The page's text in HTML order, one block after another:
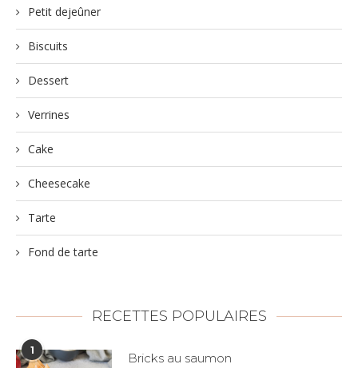
Petit dejeûner
Biscuits
Dessert
Verrines
Cake
Cheesecake
Tarte
Fond de tarte
RECETTES POPULAIRES
1
Bricks au saumon